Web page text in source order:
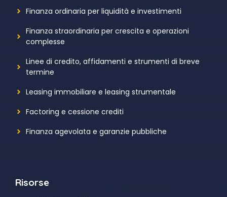
Finanza ordinaria per liquidità e investimenti
Finanza straordinaria per crescita e operazioni
complesse
Linee di credito, affidamenti e strumenti di breve
termine
Leasing immobiliare e leasing strumentale
Factoring e cessione crediti
Finanza agevolata e garanzie pubbliche
Risorse